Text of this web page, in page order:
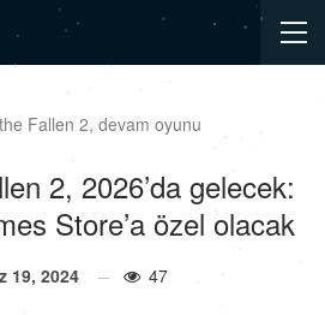
2, 2026’da gelecek:
Store’a özel olacak
19, 2024 47